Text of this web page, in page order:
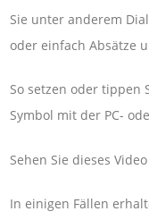
Sie unter anderem
oder einfach Absätze
So setzen oder tippen
Symbol mit der PC-
Sehen Sie dieses
In einigen Fällen